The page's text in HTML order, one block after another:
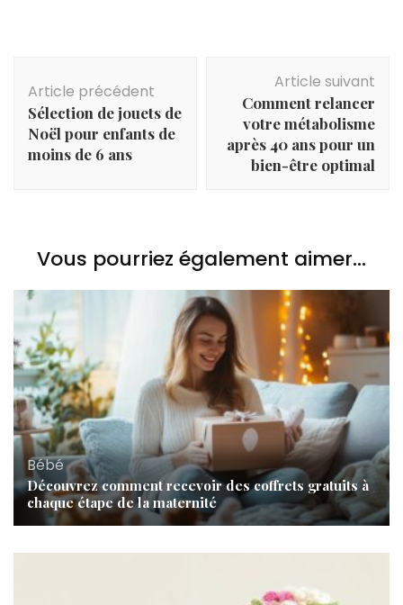
d'article
Article précédent
Sélection de jouets de
Noël pour enfants de
moins de 6 ans
Article suivant
Comment relancer
votre métabolisme
après 40 ans pour un
bien-être optimal
Vous pourriez également aimer...
Bébé
Découvrez comment recevoir des coffrets gratuits à
chaque étape de la maternité